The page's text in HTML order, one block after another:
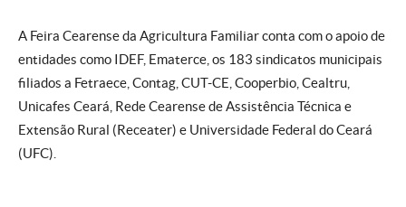
A Feira Cearense da Agricultura Familiar conta com o apoio de
entidades como IDEF, Ematerce, os 183 sindicatos municipais
filiados a Fetraece, Contag, CUT-CE, Cooperbio, Cealtru,
Unicafes Ceará, Rede Cearense de Assistência Técnica e
Extensão Rural (Receater) e Universidade Federal do Ceará
(UFC).